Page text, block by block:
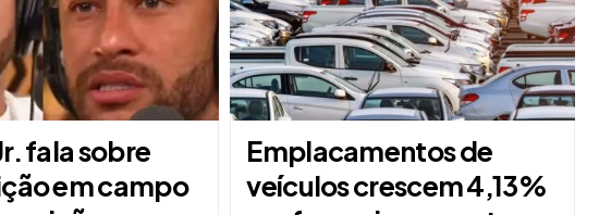
fala sobre
em campo
Emplacamentos de
veículos crescem 4,13%